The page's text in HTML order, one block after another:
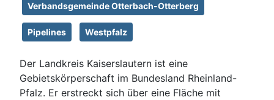
Verbandsgemeinde Otterbach-Otterberg
Pipelines Westpfalz
Der Landkreis Kaiserslautern ist eine
Gebietskörperschaft im Bundesland Rheinland-
Pfalz. Er erstreckt sich über eine Fläche mit